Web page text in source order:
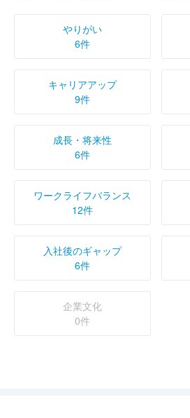
やりがい
6件
キャリアアップ
9件
成長・将来性
6件
ワークライフバランス
12件
入社後のギャップ
6件
企業文化
0件